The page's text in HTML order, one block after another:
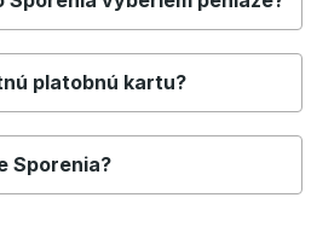
platobnú kartu?
Sporenia?